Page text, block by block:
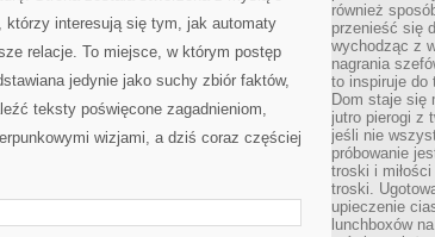
którzy interesują się tym, jak automaty
relacje. To miejsce, w którym postęp
jedynie jako suchy zbiór faktów,
teksty poświęcone zagadnieniom,
wizjami, a dziś coraz częściej
również
przenieść się
wychodząc z
nagrania
to inspiruje do
Dom staje się
jutro pierogi z
jeśli nie
próbowanie
troski i
troski.
upieczenie
lunchboxów